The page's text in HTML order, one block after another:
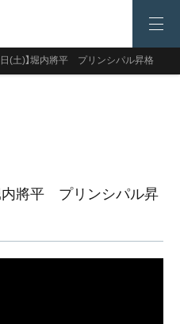
日(土)】堀内將平 プリンシパル昇格
内將平 プリンシパル昇